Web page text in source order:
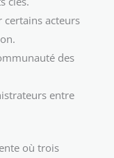
certains acteurs
des
entre
où trois